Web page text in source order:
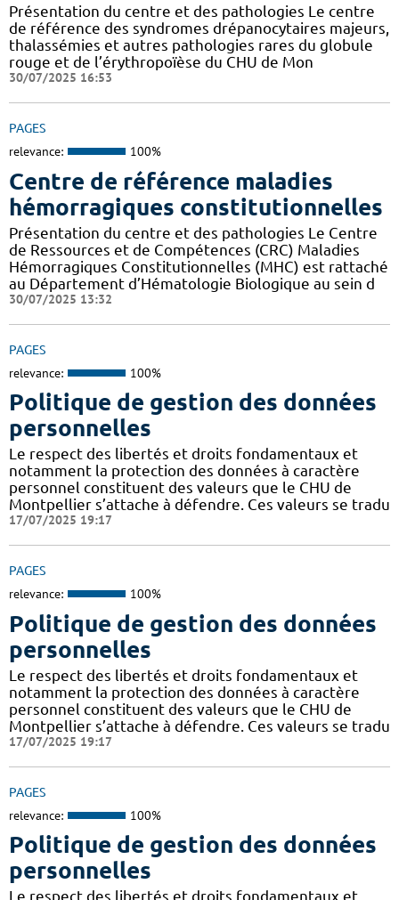
Présentation du centre et des pathologies Le centre
de référence des syndromes drépanocytaires majeurs,
thalassémies et autres pathologies rares du globule
rouge et de l’érythropoïèse du CHU de Mon
30/07/2025 16:53
PAGES
relevance: 100%
Centre de référence maladies
hémorragiques constitutionnelles
Présentation du centre et des pathologies Le Centre
de Ressources et de Compétences (CRC) Maladies
Hémorragiques Constitutionnelles (MHC) est rattaché
au Département d’Hématologie Biologique au sein d
30/07/2025 13:32
PAGES
relevance: 100%
Politique de gestion des données
personnelles
Le respect des libertés et droits fondamentaux et
notamment la protection des données à caractère
personnel constituent des valeurs que le CHU de
Montpellier s’attache à défendre. Ces valeurs se tradu
17/07/2025 19:17
PAGES
relevance: 100%
Politique de gestion des données
personnelles
Le respect des libertés et droits fondamentaux et
notamment la protection des données à caractère
personnel constituent des valeurs que le CHU de
Montpellier s’attache à défendre. Ces valeurs se tradu
17/07/2025 19:17
PAGES
relevance: 100%
Politique de gestion des données
personnelles
Le respect des libertés et droits fondamentaux et